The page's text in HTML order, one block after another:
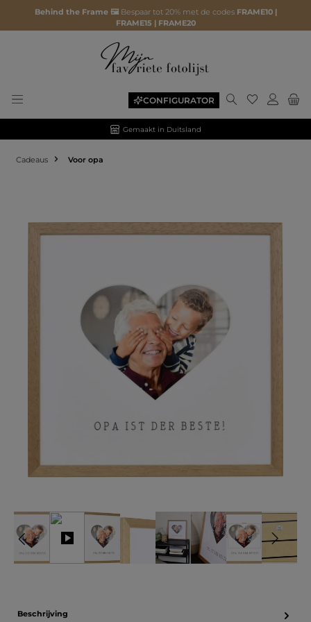
Behind the Frame 🖼️ Bespaar tot 20% met de codes FRAME10 |
FRAME15 | FRAME20
CONFIGURATOR
Gemaakt in Duitsland
Cadeaus Voor opa
Beschrijving